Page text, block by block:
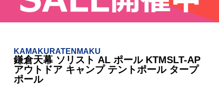
KAMAKURATENMAKU
鎌倉天幕 ソリスト AL ポール KTMSLT-AP
アウトドア キャンプ テントポール タープ
ポール